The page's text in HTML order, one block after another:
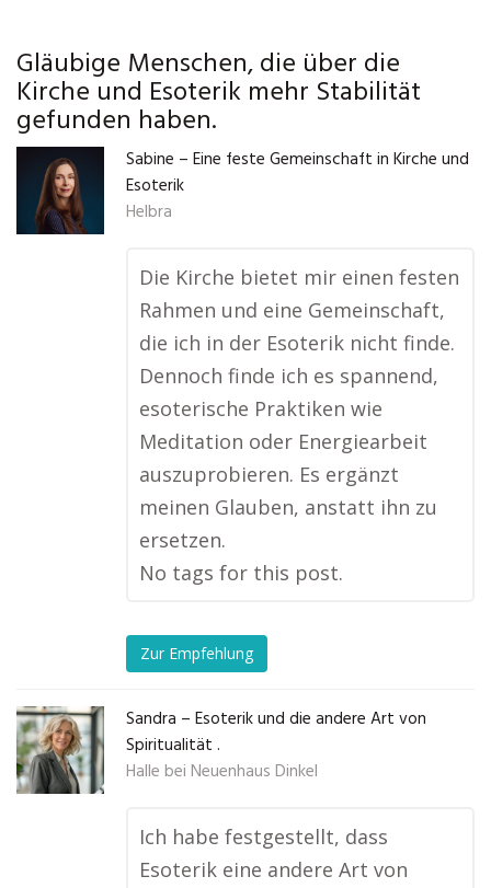
Gläubige Menschen, die über die
Kirche und Esoterik mehr Stabilität
gefunden haben.
Sabine – Eine feste Gemeinschaft in Kirche und
Esoterik
Helbra
Die Kirche bietet mir einen festen
Rahmen und eine Gemeinschaft,
die ich in der Esoterik nicht finde.
Dennoch finde ich es spannend,
esoterische Praktiken wie
Meditation oder Energiearbeit
auszuprobieren. Es ergänzt
meinen Glauben, anstatt ihn zu
ersetzen.
No tags for this post.
Zur Empfehlung
Sandra – Esoterik und die andere Art von
Spiritualität .
Halle bei Neuenhaus Dinkel
Ich habe festgestellt, dass
Esoterik eine andere Art von